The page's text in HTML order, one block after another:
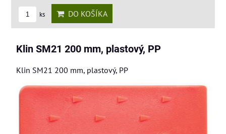
ks DO KOŠÍKA
Klin SM21 200 mm, plastový, PP
Klin SM21 200 mm, plastový, PP